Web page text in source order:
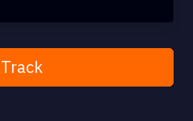
Track